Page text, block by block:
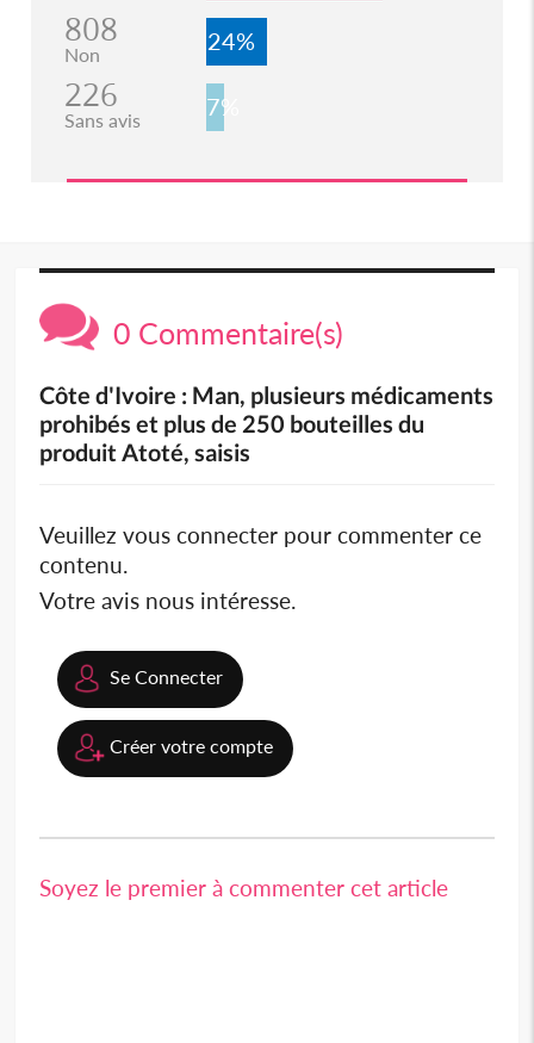
808
Non 24%
226
Sans avis 7%
0 Commentaire(s)
Côte d'Ivoire : Man, plusieurs médicaments
prohibés et plus de 250 bouteilles du
produit Atoté, saisis
Veuillez vous connecter pour commenter ce
contenu.
Votre avis nous intéresse.
Se Connecter
Créer votre compte
Soyez le premier à commenter cet article